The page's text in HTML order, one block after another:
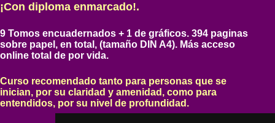
original
449,00€.
actual
89,99€.
¡Con diploma enmarcado!.
9 Tomos encuadernados + 1 de gráficos. 394 paginas
sobre papel, en total, (tamaño DIN A4). Más acceso
online total de por vida.
Curso recomendado tanto para personas que se
inician, por su claridad y amenidad, como para
entendidos, por su nivel de profundidad.